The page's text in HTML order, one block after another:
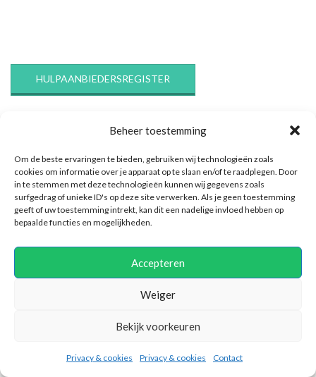
Beheer toestemming
Om de beste ervaringen te bieden, gebruiken wij technologieën zoals
cookies om informatie over je apparaat op te slaan en/of te raadplegen. Door
in te stemmen met deze technologieën kunnen wij gegevens zoals
surfgedrag of unieke ID's op deze site verwerken. Als je geen toestemming
geeft of uw toestemming intrekt, kan dit een nadelige invloed hebben op
bepaalde functies en mogelijkheden.
Accepteren
Weiger
Bekijk voorkeuren
Privacy & cookies Privacy & cookies Contact
HULPAANBIEDERSREGISTER
Zoek hulpaanbieder op onderwerp
Zoek
naar:
Zoek informatie
|Acces Body Processes|Ademhaling|ADHD/ADD